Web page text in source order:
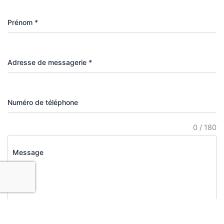
Prénom *
Adresse de messagerie *
Numéro de téléphone
Message
0 / 180